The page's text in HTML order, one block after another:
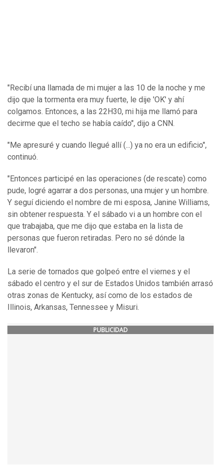
"Recibí una llamada de mi mujer a las 10 de la noche y me
dijo que la tormenta era muy fuerte, le dije 'OK' y ahí
colgamos. Entonces, a las 22H30, mi hija me llamó para
decirme que el techo se había caído", dijo a CNN.
"Me apresuré y cuando llegué allí (...) ya no era un edificio",
continuó.
"Entonces participé en las operaciones (de rescate) como
pude, logré agarrar a dos personas, una mujer y un hombre.
Y seguí diciendo el nombre de mi esposa, Janine Williams,
sin obtener respuesta. Y el sábado vi a un hombre con el
que trabajaba, que me dijo que estaba en la lista de
personas que fueron retiradas. Pero no sé dónde la
llevaron".
La serie de tornados que golpeó entre el viernes y el
sábado el centro y el sur de Estados Unidos también arrasó
otras zonas de Kentucky, así como de los estados de
Illinois, Arkansas, Tennessee y Misuri.
PUBLICIDAD